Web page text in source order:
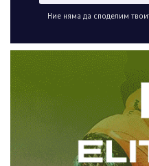
Ние няма да споделим